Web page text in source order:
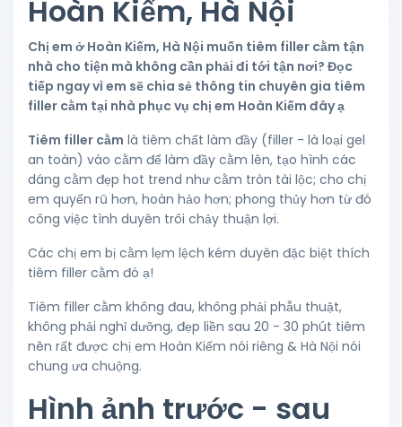
Hoàn Kiếm, Hà Nội
Chị em ở Hoàn Kiếm, Hà Nội muốn tiêm filler cằm tận
nhà cho tiện mà không cần phải đi tới tận nơi? Đọc
tiếp ngay vì em sẽ chia sẻ thông tin chuyên gia tiêm
filler cằm tại nhà phục vụ chị em Hoàn Kiếm đây ạ
Tiêm filler cằm là tiêm chất làm đầy (filler - là loại gel
an toàn) vào cằm để làm đầy cằm lên, tạo hình các
dáng cằm đẹp hot trend như cằm tròn tài lộc; cho chị
em quyến rũ hơn, hoàn hảo hơn; phong thủy hơn từ đó
công việc tình duyên trôi chảy thuận lợi.
Các chị em bị cằm lẹm lệch kém duyên đặc biệt thích
tiêm filler cằm đó ạ!
Tiêm filler cằm không đau, không phải phẫu thuật,
không phải nghỉ dưỡng, đẹp liền sau 20 - 30 phút tiêm
nên rất được chị em Hoàn Kiếm nói riêng & Hà Nội nói
chung ưa chuộng.
Hình ảnh trước - sau